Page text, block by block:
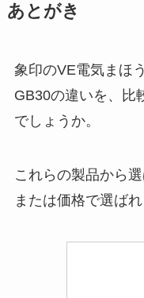
あとがき
象印のVE電気まほ
GB30の違いを、比
でしょうか。
これらの製品から
または価格で選ば